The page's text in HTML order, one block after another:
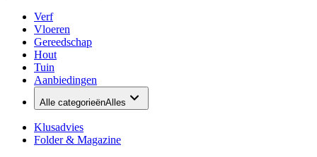
Verf
Vloeren
Gereedschap
Hout
Tuin
Aanbiedingen
Alle categorieënAlles
Klusadvies
Folder & Magazine